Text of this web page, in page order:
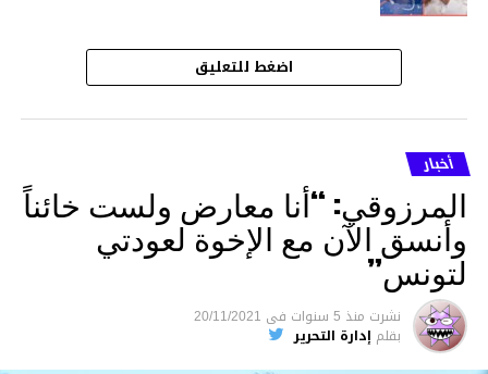
اضغط للتعليق
أخبار
المرزوقي: “أنا معارض ولست خائناً
وأنسق الآن مع الإخوة لعودتي
لتونس”
نشرت منذ 5 سنوات فى 20/11/2021
بقلم إدارة التحرير